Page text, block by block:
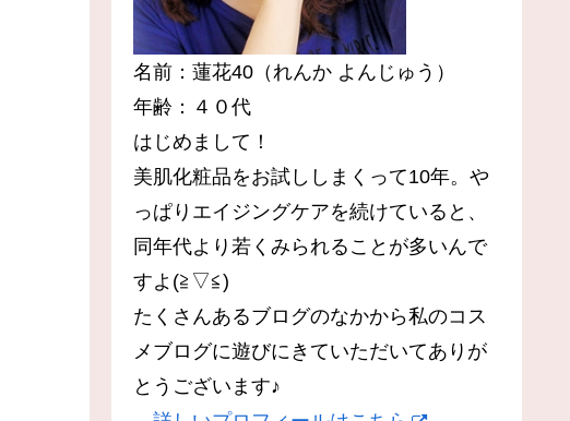
名前：蓮花40（れんか よんじゅう）
年齢：４０代
はじめまして！
美肌化粧品をお試ししまくって10年。や
っぱりエイジングケアを続けていると、
同年代より若くみられることが多いんで
すよ(≧▽≦)
たくさんあるブログのなかから私のコス
メブログに遊びにきていただいてありが
とうございます♪